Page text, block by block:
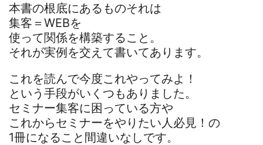
本書の根底にあるものそれは
集客＝WEBを
使って関係を構築すること。
それが実例を交えて書いてあります。
これを読んで今度これやってみよ！
という手段がいくつもありました。
セミナー集客に困っている方や
これからセミナーをやりたい人必見！の
1冊になること間違いなしです。